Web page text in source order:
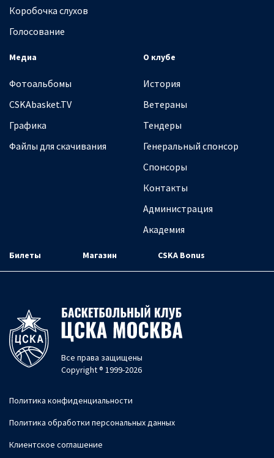
Коробочка слухов
Голосование
Медиа
Фотоальбомы
CSKAbasket.TV
Графика
Файлы для скачивания
О клубе
История
Ветераны
Тендеры
Генеральный спонсор
Спонсоры
Контакты
Администрация
Академия
Билеты Магазин CSKA Bonus
Все права защищены
Copyright ® 1999-2026
Политика конфиденциальности
Политика обработки персональных данных
Клиентское соглашение